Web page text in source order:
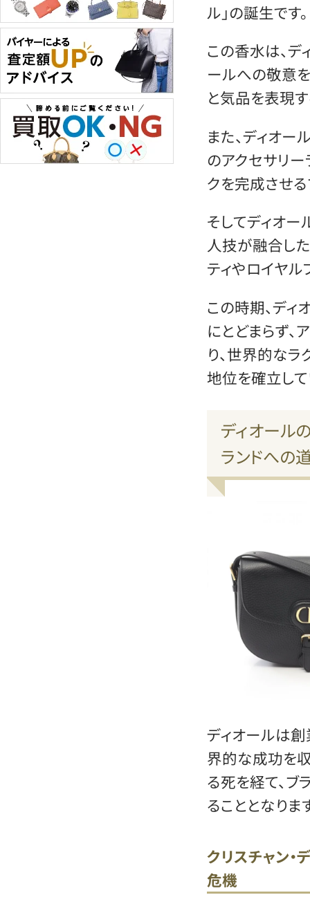
ル」の誕生です。
この香水は、デ
ールへの敬意
と気品を表現
また、ディオー
のアクセサリー
クを完成させる
そしてディオ
人技が融合した
ティやロイヤル
この時期、デ
にとどまらず
り、世界的なラ
地位を確立して
ディオール
ランドへの
ディオールは
界的な成功を
る死を経て、
ることとなりま
クリスチャン・
危機